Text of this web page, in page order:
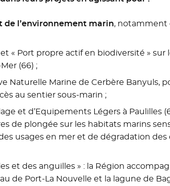
de l’environnement marin, notamment
« Port propre actif en biodiversité » sur
(66) ;
Naturelle Marine de Cerbère Banyuls,
au sentier sous-marin ;
et d’Equipements Légers à Paulilles
de plongée sur les habitats marins
usages en mer et de dégradation
et des anguilles » : la Région
de Port-La Nouvelle et la lagune de